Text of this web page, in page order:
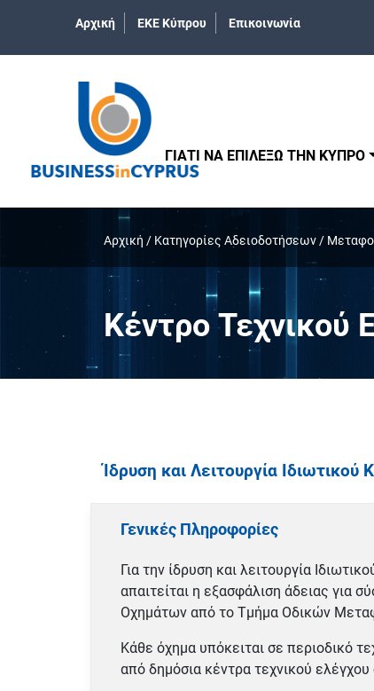
Αρχική ΕΚΕ Κύπρου Επικοινωνία
ΓΙΑΤΙ ΝΑ ΕΠΙΛΕΞΩ ΤΗΝ ΚΥΠΡΟ
Αρχική / Κατηγορίες Αδειοδοτήσεων /
Κέντρο Τεχνικού
Ίδρυση και Λειτουργία
Γενικές Πληροφορίες
Για την ίδρυση και λειτουργία
απαιτείται η εξασφάλιση άδειας για
Οχημάτων από το Τμήμα Οδικών
Κάθε όχημα υπόκειται σε περιοδικό
από δημόσια κέντρα τεχνικού